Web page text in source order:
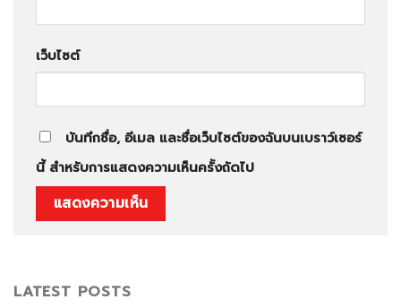
เว็บไซต์
บันทึกชื่อ, อีเมล และชื่อเว็บไซต์ของฉันบนเบราว์เซอร์
นี้ สำหรับการแสดงความเห็นครั้งถัดไป
LATEST POSTS